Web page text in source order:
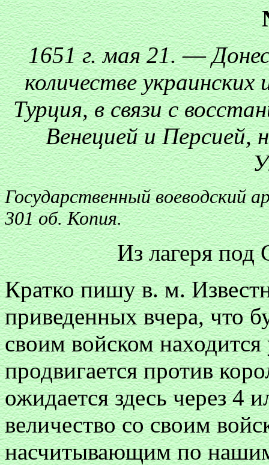
1651 г. мая 21.—
количестве
Турция, в связи с
Венецией и
Государственный воеводский
301 об. Копия.
Из лагеря под
Кратко пишу в. м.
приведенных вчера, что
своим войском
продвигается против
ожидается здесь через 4
величество со своим
насчитывающим по